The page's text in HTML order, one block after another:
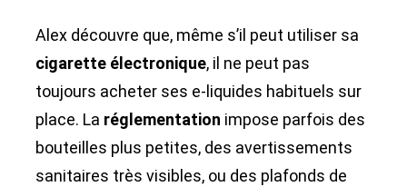
Alex découvre que, même s’il peut utiliser sa
cigarette électronique, il ne peut pas
toujours acheter ses e-liquides habituels sur
place. La réglementation impose parfois des
bouteilles plus petites, des avertissements
sanitaires très visibles, ou des plafonds de